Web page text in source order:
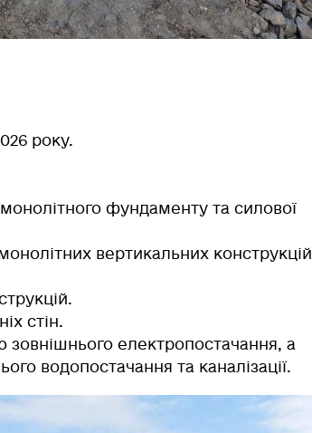
року.
фундаменту та силової
вертикальних конструкцій
стін.
електропостачання, а
водопостачання та каналізації.